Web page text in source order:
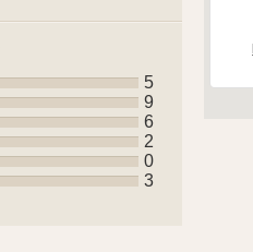
5
9
6
2
0
3